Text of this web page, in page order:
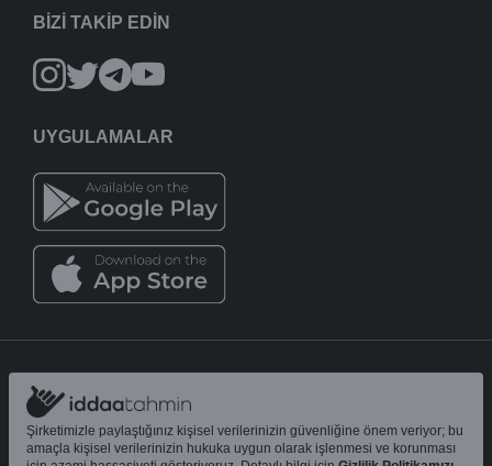
BİZİ TAKİP EDİN
UYGULAMALAR
iddaatahmin11.com
Tüm Hakları Saklıdır
18+ Bu sitedeki tahmin ve analizler yalnızca bilgilendirme amaçlıdır
Şirketimizle paylaştığınız kişisel verilerinizin güvenliğine önem veriyor; bu
amaçla kişisel verilerinizin hukuka uygun olarak işlenmesi ve korunması